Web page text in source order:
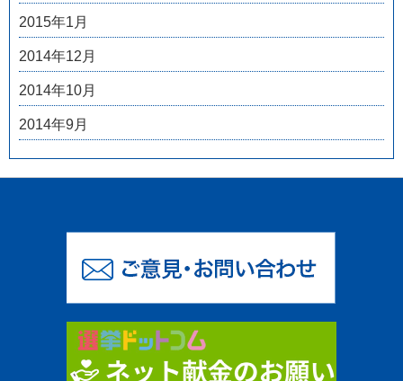
2015年1月
2014年12月
2014年10月
2014年9月